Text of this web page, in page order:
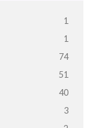
1
1
74
51
40
3